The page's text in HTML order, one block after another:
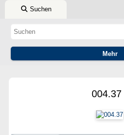
Suchen
004.37